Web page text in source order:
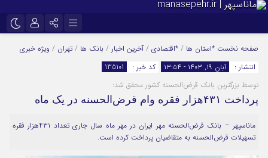
اینستاگرام تلگرام
سروش ایتا
آپارات
نام کاربری یا نشانی ایمیل
رمز عبور
مرا به خاطر بسپار
صفحه نخست *استان ها / *اقتصادی / آخرین اخبار / بانک ها / تهران / ویژه خبری
انتشار :
آبان ۱۹, ۱۴۰۳ - ۱۳:۵۴ کد خبر :
135101
توسط بزرگترین بانک قرض‌الحسنه کشور محقق شد:
پرداخت ۴۳۱هزار فقره وام قرض‌الحسنه در یک ماه
ماناسپهر – بانک قرض‌الحسنه مهر ایران در مهر ماه سال جاری تعداد ۴۳۱هزار فقره
تسهیلات قرض‌الحسنه به متقاضیان پرداخت کرده است.